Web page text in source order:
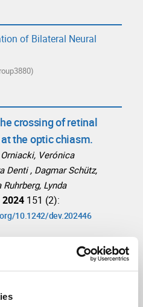
of Bilateral Neural
crossing of retinal
the optic chiasm.
Verónica
Denti , Dagmar Schütz,
Lynda
2024 151 (2):
10.1242/dev.202446
of Mouse and
EM, Josa-Prado F,